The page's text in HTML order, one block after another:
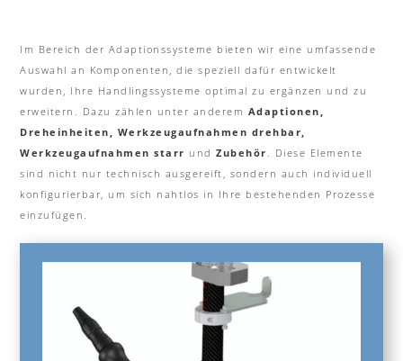
Im Bereich der Adaptionssysteme bieten wir eine umfassende
Auswahl an Komponenten, die speziell dafür entwickelt
wurden, Ihre Handlingssysteme optimal zu ergänzen und zu
erweitern. Dazu zählen unter anderem Adaptionen,
Dreheinheiten, Werkzeugaufnahmen drehbar,
Werkzeugaufnahmen starr und Zubehör . Diese Elemente
sind nicht nur technisch ausgereift, sondern auch individuell
konfigurierbar, um sich nahtlos in Ihre bestehenden Prozesse
einzufügen.